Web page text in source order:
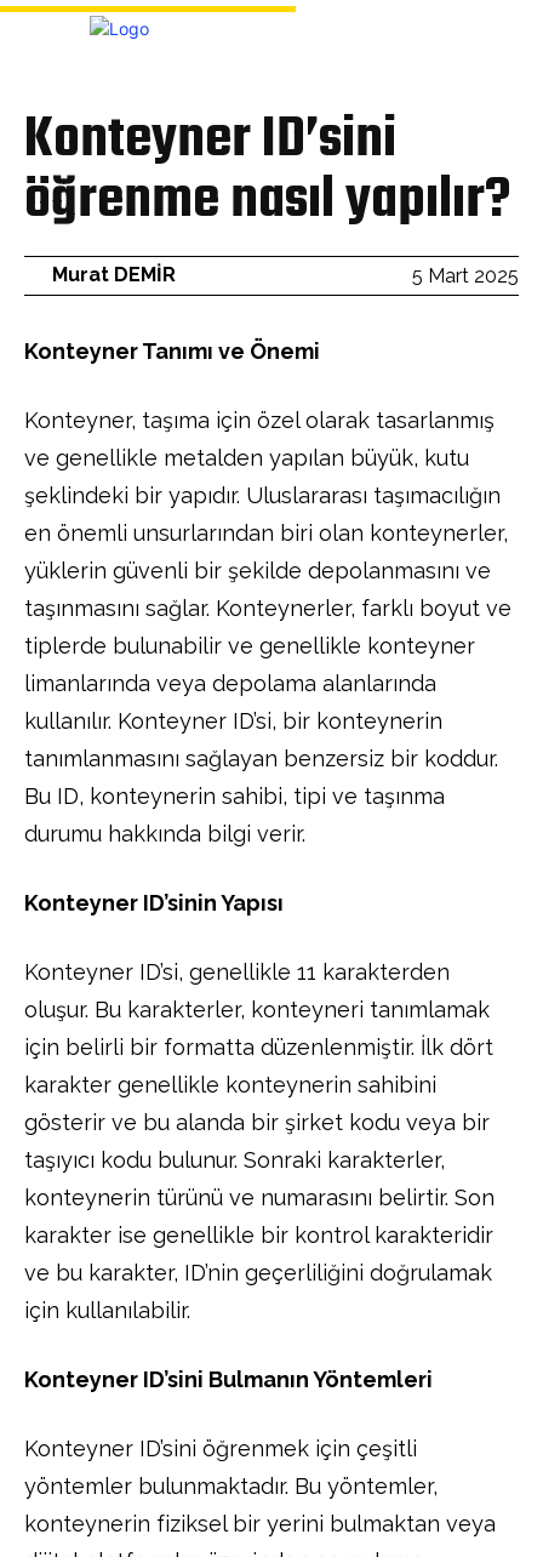
Konteyner ID’sini
öğrenme nasıl yapılır?
5 Mart 2025
Murat DEMİR
Konteyner Tanımı ve Önemi
Konteyner, taşıma için özel olarak tasarlanmış
ve genellikle metalden yapılan büyük, kutu
şeklindeki bir yapıdır. Uluslararası taşımacılığın
en önemli unsurlarından biri olan konteynerler,
yüklerin güvenli bir şekilde depolanmasını ve
taşınmasını sağlar. Konteynerler, farklı boyut ve
tiplerde bulunabilir ve genellikle konteyner
limanlarında veya depolama alanlarında
kullanılır. Konteyner ID’si, bir konteynerin
tanımlanmasını sağlayan benzersiz bir koddur.
Bu ID, konteynerin sahibi, tipi ve taşınma
durumu hakkında bilgi verir.
Konteyner ID’sinin Yapısı
Konteyner ID’si, genellikle 11 karakterden
oluşur. Bu karakterler, konteyneri tanımlamak
için belirli bir formatta düzenlenmiştir. İlk dört
karakter genellikle konteynerin sahibini
gösterir ve bu alanda bir şirket kodu veya bir
taşıyıcı kodu bulunur. Sonraki karakterler,
konteynerin türünü ve numarasını belirtir. Son
karakter ise genellikle bir kontrol karakteridir
ve bu karakter, ID’nin geçerliliğini doğrulamak
için kullanılabilir.
Konteyner ID’sini Bulmanın Yöntemleri
Konteyner ID’sini öğrenmek için çeşitli
yöntemler bulunmaktadır. Bu yöntemler,
konteynerin fiziksel bir yerini bulmaktan veya